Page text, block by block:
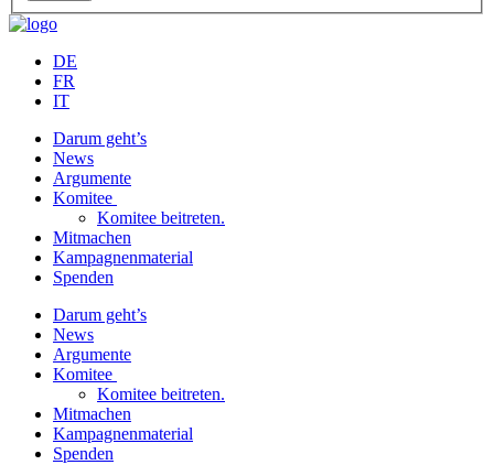
DE
FR
IT
Darum geht’s
News
Argumente
Komitee
Komitee beitreten.
Mitmachen
Kampagnenmaterial
Spenden
Darum geht’s
News
Argumente
Komitee
Komitee beitreten.
Mitmachen
Kampagnenmaterial
Spenden